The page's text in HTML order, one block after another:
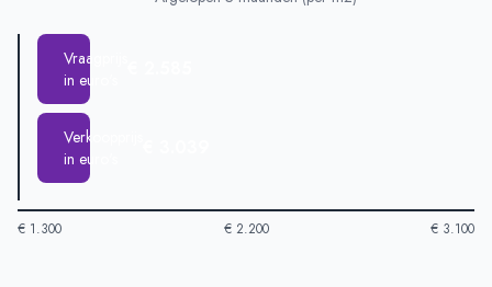
Vraagprijs
in euro's
Verkoopprijs
in euro's
€ 1.300 € 2.200 € 3.100